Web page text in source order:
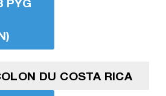
DU COSTA RICA